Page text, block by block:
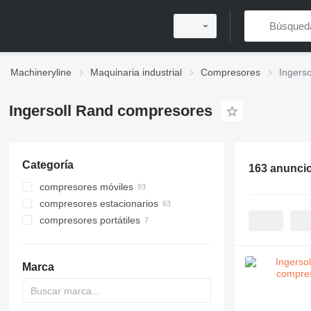
Machineryline Maquinaria industrial Compresores
Ingersoll Rand compresores
Categoría
compresores móviles
compresores estacionarios
compresores portátiles
Marca
163